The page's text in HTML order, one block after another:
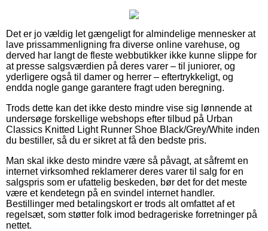
Det er jo vældig let gængeligt for almindelige mennesker at
lave prissammenligning fra diverse online varehuse, og
derved har langt de fleste webbutikker ikke kunne slippe for
at presse salgsværdien på deres varer – til juniorer, og
yderligere også til damer og herrer – eftertrykkeligt, og
endda nogle gange garantere fragt uden beregning.
Trods dette kan det ikke desto mindre vise sig lønnende at
undersøge forskellige webshops efter tilbud på Urban
Classics Knitted Light Runner Shoe Black/Grey/White inden
du bestiller, så du er sikret at få den bedste pris.
Man skal ikke desto mindre være så påvagt, at såfremt en
internet virksomhed reklamerer deres varer til salg for en
salgspris som er ufattelig beskeden, bør det for det meste
være et kendetegn på en svindel internet handler.
Bestillinger med betalingskort er trods alt omfattet af et
regelsæt, som støtter folk imod bedrageriske forretninger på
nettet.